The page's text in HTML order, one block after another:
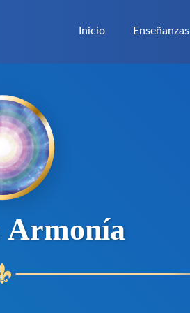
Inicio Enseñanzas
Armonía